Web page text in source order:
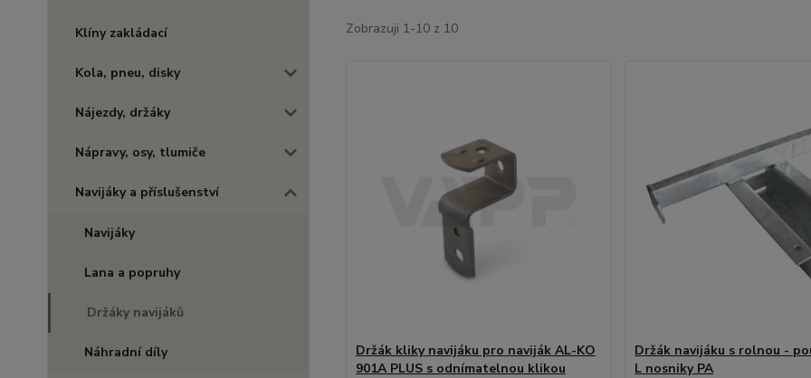
Klíny zakládací
Kola, pneu, disky
Nájezdy, držáky
Nápravy, osy, tlumiče
Navijáky a příslušenství
Navijáky
Lana a popruhy
Držáky navijáků
Náhradní díly
Zobrazuji 1-10 z 10
Držák kliky navijáku pro naviják AL-KO
901A PLUS s odnímatelnou klikou
Držák navijáku s rolnou -
L nosniky PA